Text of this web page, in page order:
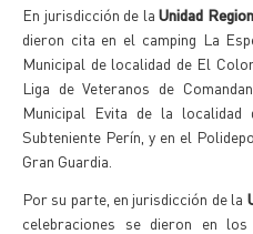
En jurisdicción de laUnidad
dieron cita en el camping La
Municipal de localidad de El
Liga de Veteranos de
Municipal Evita de la
Subteniente Perín, y en el
Gran Guardia.
Por su parte, en jurisdicción de la
celebraciones se dieron en